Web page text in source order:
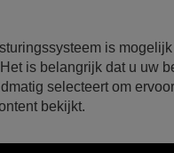
is
is belangrijk dat u uw
selecteert om
bekijkt.